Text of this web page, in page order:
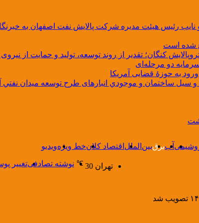
نایب رئیس هیئت مدیره شرکت پالایش نفت اصفهان به
شده است
کنگان؛ تقدیر از روند توسعه، تولید و حمایت از
دو مرحله‌ای
به حوزۀ قضایی آمریکا
ساختمان و موجودي انبارهای طرح توسعه ميدان نفتي
آببرقبین‌الملل اقتصاد کلانخط ویژهویدیو
تغییرنوشته تصادفی تهران 30
℃